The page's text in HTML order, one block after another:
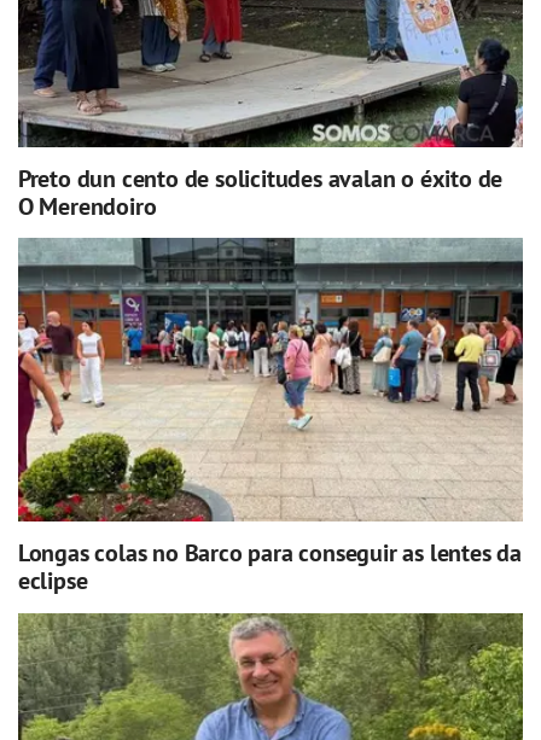
Preto dun cento de solicitudes avalan o éxito de
O Merendoiro
Longas colas no Barco para conseguir as lentes da
eclipse